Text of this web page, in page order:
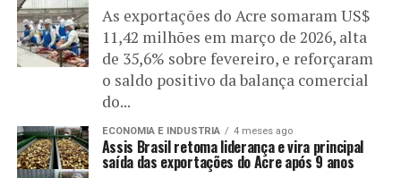
As exportações do Acre somaram US$
11,42 milhões em março de 2026, alta
de 35,6% sobre fevereiro, e reforçaram
o saldo positivo da balança comercial
do...
ECONOMIA E INDUSTRIA 4 meses ago
Assis Brasil retoma liderança e vira principal
saída das exportações do Acre após 9 anos